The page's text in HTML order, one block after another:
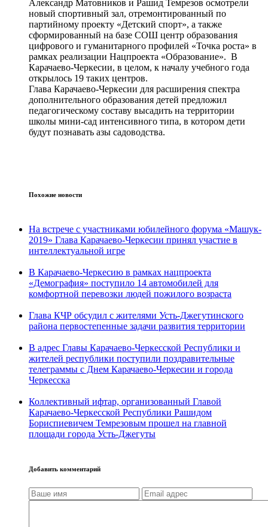
Александр Матовников и Рашид Темрезов осмотрели
новый спортивный зал, отремонтированный по
партийному проекту «Детский спорт», а также
сформированный на базе СОШ центр образования
цифрового и гуманитарного профилей «Точка роста» в
рамках реализации Нацпроекта «Образование». В
Карачаево-Черкесии, в целом, к началу учебного года
открылось 19 таких центров.
Глава Карачаево-Черкесии для расширения спектра
дополнительного образования детей предложил
педагогическому составу высадить на территории
школы мини-сад интенсивного типа, в котором дети
будут познавать азы садоводства.
Похожие новости
На встрече с участниками юбилейного форума «Машук-
2019» Глава Карачаево-Черкесии принял участие в
интеллектуальной игре
В Карачаево-Черкесию в рамках нацпроекта
«Демография» поступило 14 автомобилей для
комфортной перевозки людей пожилого возраста
Глава КЧР обсудил с жителями Усть-Джегутинского
района первостепенные задачи развития территории
В адрес Главы Карачаево-Черкесской Республики и
жителей республики поступили поздравительные
телеграммы с Днем Карачаево-Черкесии и города
Черкесска
Коллективный ифтар, организованный Главой
Карачаево-Черкесской Республики Рашидом
Бориспиевичем Темрезовым прошел на главной
площади города Усть-Джегуты
Добавить комментарий